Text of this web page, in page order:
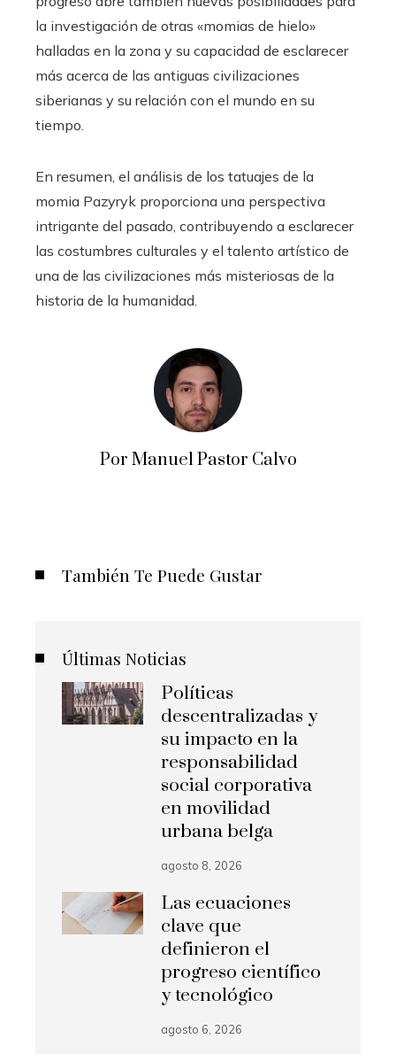
la investigación de otras «momias de hielo»
halladas en la zona y su capacidad de esclarecer
más acerca de las antiguas civilizaciones
siberianas y su relación con el mundo en su
tiempo.
En resumen, el análisis de los tatuajes de la
momia Pazyryk proporciona una perspectiva
intrigante del pasado, contribuyendo a esclarecer
las costumbres culturales y el talento artístico de
una de las civilizaciones más misteriosas de la
historia de la humanidad.
Por Manuel Pastor Calvo
También Te Puede Gustar
Últimas Noticias
Políticas
descentralizadas y
su impacto en la
responsabilidad
social corporativa
en movilidad
urbana belga
agosto 8, 2026
Las ecuaciones
clave que
definieron el
progreso científico
y tecnológico
agosto 6, 2026